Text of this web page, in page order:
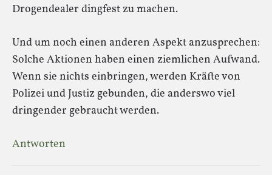
Drogendealer dingfest zu machen.
Und um noch einen anderen Aspekt anzusprechen:
Solche Aktionen haben einen ziemlichen Aufwand.
Wenn sie nichts einbringen, werden Kräfte von
Polizei und Justiz gebunden, die anderswo viel
dringender gebraucht werden.
Antworten